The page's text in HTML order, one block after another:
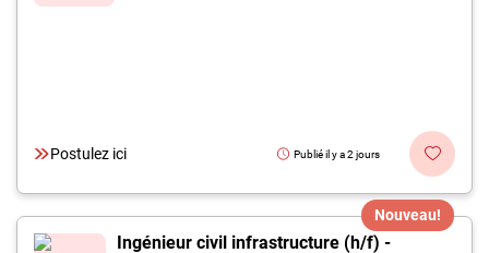
Postulez ici Publié il y a 2 jours
Nouveau!
Ingénieur civil infrastructure (h/f) -